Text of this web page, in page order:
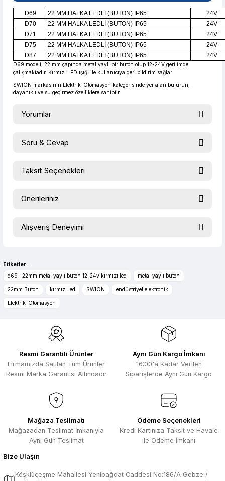
Güvenilir Alışveriş 91,73 TL den başlayan taksitlerle! x 9 %2 İndirim
D69 22 MM HALKA LEDLİ (BUTON) IP65
24V
D70
22 MM HALKA LEDLİ (BUTON) IP65
24V
D71
22 MM HALKA LEDLİ (BUTON) IP65
24V
D75
22 MM HALKA LEDLİ (BUTON) IP65
24V
D87
22 MM HALKA LEDLİ (BUTON) IP65 24V
D69 modeli, 22 mm çapında metal yaylı bir buton olup 12-24V gerilimde
çalışmaktadır. Kırmızı LED ışığı ile kullanıcıya geri bildirim sağlar.
SWION markasının Elektrik-Otomasyon kategorisinde yer alan bu ürün,
dayanıklı ve su geçirmez özelliklere sahiptir.
Yorumlar
Soru & Cevap
Taksit Seçenekleri
Önerileriniz
konularda yetersiz gördüğünüz noktaları öneri formunu
Ürün resmi kalitesiz, bozuk veya görüntülenemiyor.
Ürün açıklamasında eksik bilgiler bulunuyor.
Ürün bilgilerinde hatalar bulunuyor.
Bu ürüne benzer farklı alternatifler olmalı.
Alışveriş Deneyimi
Selim Toprak | 04/08/2026
Zengin ürün çesidi ve belirli marka
ürünlerin ithalatçısı olması hasebi ile
Selim Toprak | 29/07/2026
Kısa sürede geldi. Ürünler de iyi
sarılmıştı. Gayet iyi
Ali Salih Yıldız | 10/07/2026
Hızlı sipariş ve güvenli paketleme için
çok teşekkürler ediyorum
F... D... | 06/07/2026
Makine çok iyi herkese tavsiye
Etiketler :
d69 | 22mm metal yaylı buton 12-24v kırmızı led
metal yaylı buton
22mm Buton kırmızı led SWION endüstriyel elektronik
Elektrik-Otomasyon
Resmi Garantili Ürünler
Firmamızda Satılan Tüm Ürünler
Resmi Marka Garantisi Altındadır
Aynı Gün Kargo İmkanı
16:00'a Kadar Verilen
Siparişlerde Aynı Gün Kargo
Mağaza Teslimatı
Mağazadan Teslimat İmkanıyla
Aynı Gün Teslimat
Ödeme Seçenekleri
Kredi Kartınıza Taksit ve Havale
ile Ödeme İmkanı
Bize Ulaşın
Köşklüçeşme Mahallesi Yenibağdat Caddesi No:186/A Gebze /